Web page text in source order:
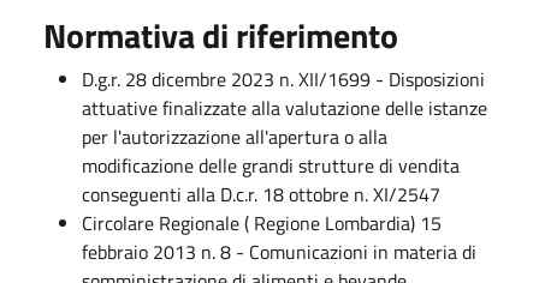
Normativa di riferimento
D.g.r. 28 dicembre 2023 n. XII/1699 - Disposizioni
attuative finalizzate alla valutazione delle istanze
per l'autorizzazione all'apertura o alla
modificazione delle grandi strutture di vendita
conseguenti alla D.c.r. 18 ottobre n. XI/2547
Circolare Regionale ( Regione Lombardia) 15
febbraio 2013 n. 8 - Comunicazioni in materia di